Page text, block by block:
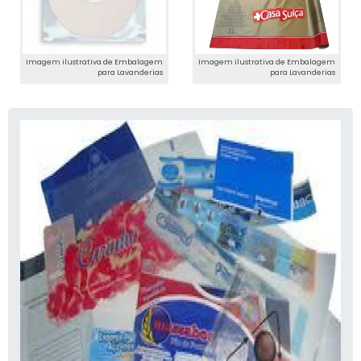
Imagem ilustrativa de Embalagem
para Lavanderias
Imagem ilustrativa de Embalagem
para Lavanderias